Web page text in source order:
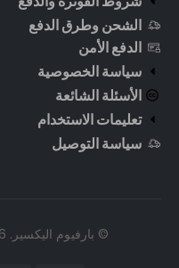
الشحن وطرق الدفع
الدفع الأمن
سياسة الخصوصية
الأسئلة الشائعة
تعليمات الاستخدام
سياسة التوصيل
© بارفيوم اليكسير. 2026. جميع الحقوق محفوظة.